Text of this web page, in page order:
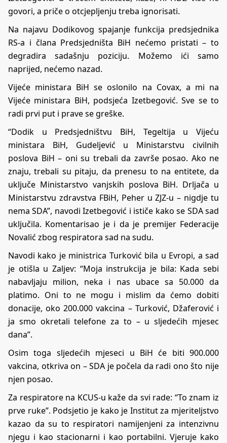
govori, a priče o otcjepljenju treba ignorisati.
Na najavu Dodikovog spajanje funkcija predsjednika
RS-a i člana Predsjedništa BiH nećemo pristati – to
degradira sadašnju poziciju. Možemo ići samo
naprijed, nećemo nazad.
Vijeće ministara BiH se oslonilo na Covax, a mi na
Vijeće ministara BiH, podsjeća Izetbegović. Sve se to
radi prvi put i prave se greške.
“Dodik u Predsjedništvu BiH, Tegeltija u Vijeću
ministara BiH, Gudeljević u Ministarstvu civilnih
poslova BiH – oni su trebali da završe posao. Ako ne
znaju, trebali su pitaju, da prenesu to na entitete, da
uključe Ministarstvo vanjskih poslova BiH. Drljača u
Ministarstvu zdravstva FBiH, Peher u ZJZ-u – nigdje tu
nema SDA”, navodi Izetbegović i ističe kako se SDA sad
uključila. Komentarisao je i da je premijer Federacije
Novalić zbog respiratora sad na sudu.
Navodi kako je ministrica Turković bila u Evropi, a sad
je otišla u Zaljev: “Moja instrukcija je bila: Kada sebi
nabavljaju milion, neka i nas ubace sa 50.000 da
platimo. Oni to ne mogu i mislim da ćemo dobiti
donacije, oko 200.000 vakcina – Turković, Džaferović i
ja smo okretali telefone za to – u sljedećih mjesec
dana”.
Osim toga sljedećih mjeseci u BiH će biti 900.000
vakcina, otkriva on – SDA je počela da radi ono što nije
njen posao.
Za respiratore na KCUS-u kaže da svi rade: “To znam iz
prve ruke”. Podsjetio je kako je Institut za mjeriteljstvo
kazao da su to respiratori namijenjeni za intenzivnu
njegu i kao stacionarni i kao portabilni. Vjeruje kako